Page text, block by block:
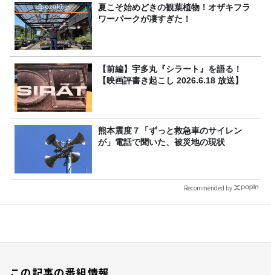
夏こそ始めどきの観葉植物！オザキフラ
ワーパークが凄すぎた！
【前編】宇多丸『シラート』を語る！
【映画評書き起こし 2026.6.18 放送】
熊本震度７「ずっと救急車のサイレン
が」電話で聞いた、被災地の現状
Recommended by